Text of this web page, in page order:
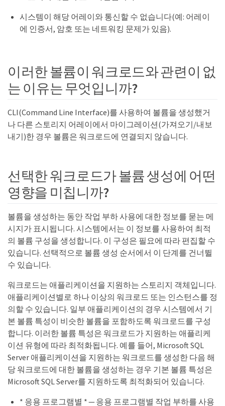
시스템이 해당 어레이와 통신할 수 없습니다(예: 어레이
에 인증서, 암호 또는 네트워킹 문제가 있음).
이러한 볼륨이 워크로드와 관련이 없
는 이유는 무엇입니까?
CLI(Command Line Interface)를 사용하여 볼륨을 생성했거
나 다른 스토리지 어레이에서 마이그레이션(가져오기/내보
내기)한 경우 볼륨은 워크로드에 연결되지 않습니다.
선택한 워크로드가 볼륨 생성에 어떤
영향을 미칩니까?
볼륨을 생성하는 동안 작업 부하 사용에 대한 정보를 묻는 메
시지가 표시됩니다. 시스템에서는 이 정보를 사용하여 최적
의 볼륨 구성을 생성합니다. 이 구성은 필요에 따라 편집할 수
있습니다. 선택적으로 볼륨 생성 순서에서 이 단계를 건너뛸
수 있습니다.
워크로드는 애플리케이션을 지원하는 스토리지 객체입니다.
애플리케이션별로 하나 이상의 워크로드 또는 인스턴스를 정
의할 수 있습니다. 일부 애플리케이션의 경우 시스템에서 기
본 볼륨 특성이 비슷한 볼륨을 포함하도록 워크로드를 구성
합니다. 이러한 볼륨 특성은 워크로드가 지원하는 애플리케
이션 유형에 따라 최적화됩니다. 예를 들어, Microsoft SQL
Server 애플리케이션을 지원하는 워크로드를 생성한 다음 해
당 워크로드에 대한 볼륨을 생성하는 경우 기본 볼륨 특성은
Microsoft SQL Server를 지원하도록 최적화되어 있습니다.
* 응용 프로그램별 * — 응용 프로그램별 작업 부하를 사용